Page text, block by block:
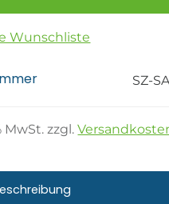
Wunschliste
SZ-
MwSt. zzgl.